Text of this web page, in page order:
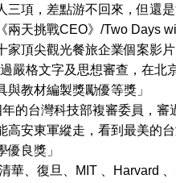
三項，差點游不回來，但還
兩天挑戰CEO》/Two Days
家頂尖觀光餐旅企業個案影
嚴格文字及思想審查，在
與教材編製獎勵優等獎」
的台灣科技部複審委員，審
高安東軍縱走，看到最美的
優良獎」
華、復旦、MIT 、Harvard